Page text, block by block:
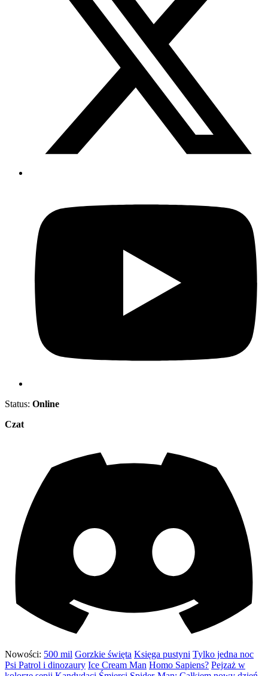
Status: Online
Czat
Nowości: 500 mil Gorzkie święta Księga pustyni Tylko jedna noc
Psi Patrol i dinozaury Ice Cream Man Homo Sapiens? Pejzaż w